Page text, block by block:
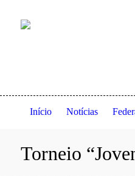
Início Notícias
Torneio